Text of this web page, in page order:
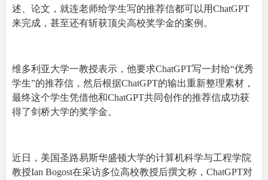
述、论文，就连老师给学生写的推荐信都可以用ChatGPT
来完成，甚至还有斩获顶尖高校奖学金的案例。
维多利亚大学一教授表示，他要求ChatGPT写一封给“优秀
学生”的推荐信，然后根据ChatGPT的输出重新整理素材，
最终这个学生凭借他和ChatGPT共同创作的推荐信成功获
得了剑桥大学的奖学金。
近日，美国圣路易斯华盛顿大学的计算机科学与工程学院
教授Ian Bogost在采访多位高校教授后撰文称，ChatGPT对